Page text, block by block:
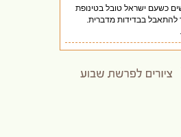
כשעם ישראל טובל בטינופת
להתאבל בבדידות מדברית.